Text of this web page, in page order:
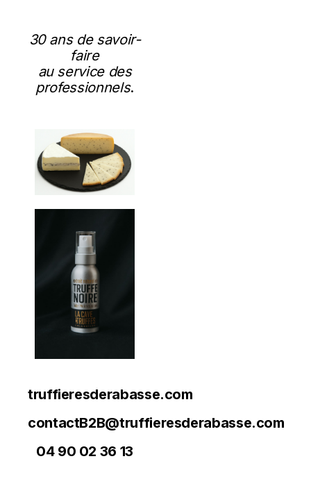
30 ans de savoir-
faire
au service des
professionnels.
truffieresderabasse.com
contactB2B@truffieresderabasse.com
04 90 02 36 13